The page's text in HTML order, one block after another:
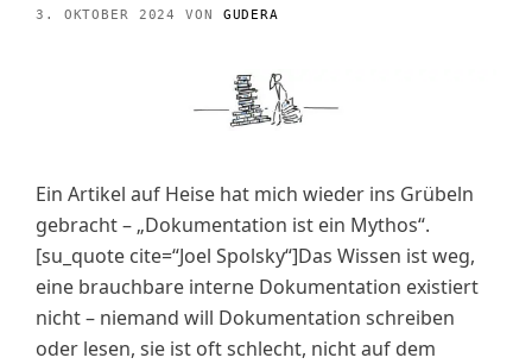
3. OKTOBER 2024 VON GUDERA
Ein Artikel auf Heise hat mich wieder ins Grübeln
gebracht – „Dokumentation ist ein Mythos“.
[su_quote cite=“Joel Spolsky“]Das Wissen ist weg,
eine brauchbare interne Dokumentation existiert
nicht – niemand will Dokumentation schreiben
oder lesen, sie ist oft schlecht, nicht auf dem